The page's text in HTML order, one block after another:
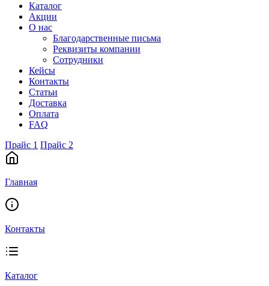
Каталог
Акции
О нас
Благодарственные письма
Реквизиты компании
Сотрудники
Кейсы
Контакты
Статьи
Доставка
Оплата
FAQ
Прайс 1 Прайс 2
Главная
Контакты
Каталог